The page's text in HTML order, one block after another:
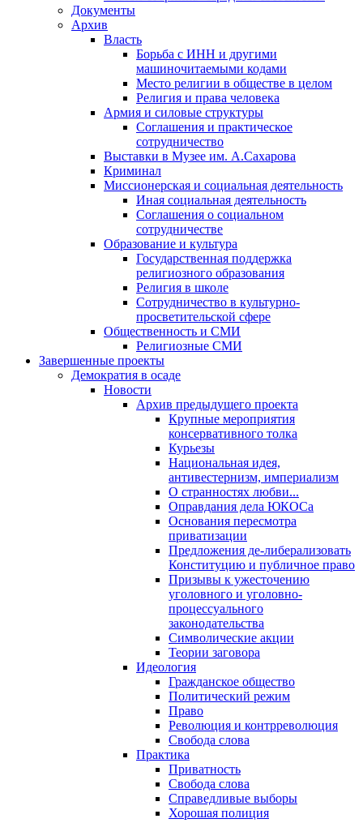
Документы
Архив
Власть
Борьба с ИНН и другими
машиночитаемыми кодами
Место религии в обществе в целом
Религия и права человека
Армия и силовые структуры
Соглашения и практическое
сотрудничество
Выставки в Музее им. А.Сахарова
Криминал
Миссионерская и социальная деятельность
Иная социальная деятельность
Соглашения о социальном
сотрудничестве
Образование и культура
Государственная поддержка
религиозного образования
Религия в школе
Сотрудничество в культурно-
просветительской сфере
Общественность и СМИ
Религиозные СМИ
Завершенные проекты
Демократия в осаде
Новости
Архив предыдущего проекта
Крупные мероприятия
консервативного толка
Курьезы
Национальная идея,
антивестернизм, империализм
О странностях любви...
Оправдания дела ЮКОСа
Основания пересмотра
приватизации
Предложения де-либерализовать
Конституцию и публичное право
Призывы к ужесточению
уголовного и уголовно-
процессуального
законодательства
Символические акции
Теории заговора
Идеология
Гражданское общество
Политический режим
Право
Революция и контрреволюция
Свобода слова
Практика
Приватность
Свобода слова
Справедливые выборы
Хорошая полиция